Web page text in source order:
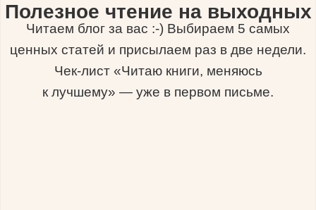
Полезное чтение на выходных
Читаем блог за вас :-) Выбираем 5 самых
ценных статей и присылаем раз в две недели.
Чек-лист «Читаю книги, меняюсь
к лучшему» — уже в первом письме.